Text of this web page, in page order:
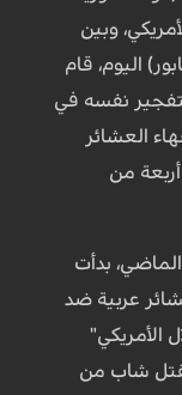
وبين
اليوم، قام
نفسه في
العشائر
من
بدأت
عربية ضد
الأمريكي"
شاب من